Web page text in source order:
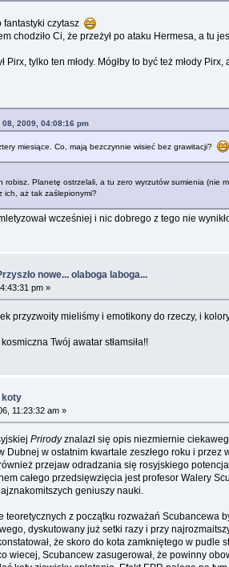
fantastyki czytasz
chodziło Ci, że przeżył po ataku Hermesa, a
Pirx, tylko ten młody. Mógłby to być też młody
2009, 04:08:16 pm
miesiące. Co, mają bezczynnie wisieć bez grawitacji?
robisz. Planetę ostrzelali, a tu zero wyrzutów sumienia (nie
ich, aż tak zaślepionymi?
wcześniej i nic dobrego z tego nie
nowe... olaboga laboga...
pm »
przyzwoity mieliśmy i emotikony do rzeczy, i
Twój awatar stłamsiła!!
koty
11:23:32 am »
Prirodyznalazł się opis niezmiernie
Dubnej w ostatnim kwartale zeszłego roku i
przejaw odradzania się rosyjskiego
całego przedsięwzięcia jest profesor Walery
geniuszy nauki.
teoretycznych z początku rozważań
dyskutowany już setki razy i przy
że skoro do kota zamkniętego w
wiecej, Scubancew zasugerował, że powinny